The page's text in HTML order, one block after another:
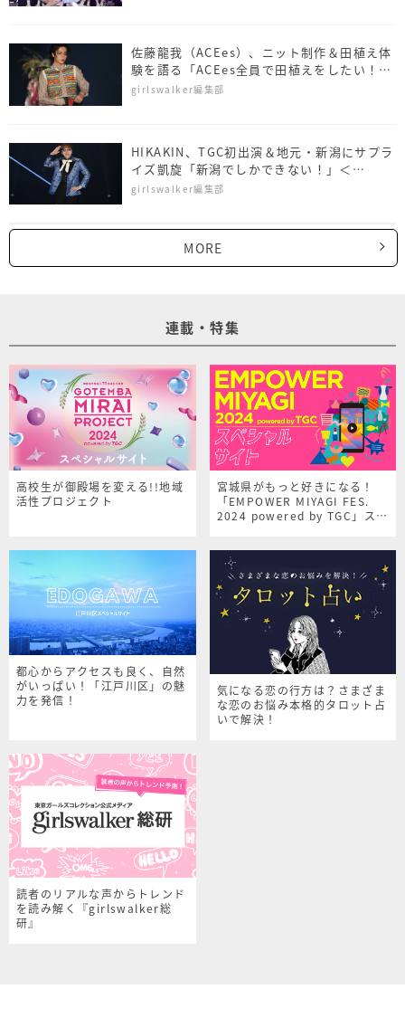
佐藤⿓我（ACEes）、ニット制作＆田植え体
験を語る「ACEes全員で田植えをしたい！」
＜NAMICS presents TGC 新潟 2026＞
girlswalker編集部
HIKAKIN、TGC初出演＆地元・新潟にサプラ
イズ凱旋「新潟でしかできない！」＜
NAMICS presents TGC 新潟 2026＞
girlswalker編集部
MORE
連載・特集
高校生が御殿場を変える!!地域
活性プロジェクト
宮城県がもっと好きになる！
「EMPOWER MIYAGI FES.
2024 powered by TGC」スペ
都心からアクセスも良く、自然
がいっぱい！「江戸川区」の魅
力を発信！
気になる恋の行方は？さまざま
な恋のお悩み本格的タロット占
いで解決！
読者のリアルな声からトレンド
を読み解く『girlswalker総
研』